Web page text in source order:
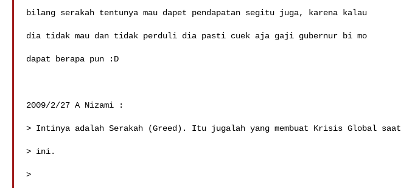
bilang serakah tentunya mau dapet pendapatan segitu juga, karena kalau
dia tidak mau dan tidak perduli dia pasti cuek aja gaji gubernur bi mo
dapat berapa pun :D
2009/2/27 A Nizami :
> Intinya adalah Serakah (Greed). Itu jugalah yang membuat Krisis Global saat
> ini.
>